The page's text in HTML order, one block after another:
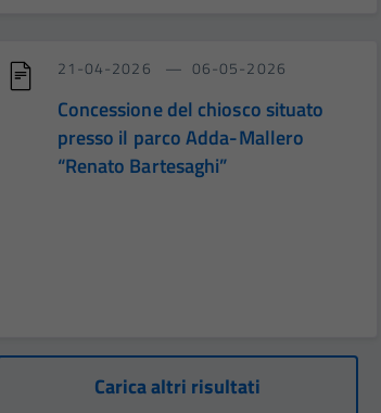
21-04-2026 06-05-2026
Concessione del chiosco situato
presso il parco Adda-Mallero
“Renato Bartesaghi”
Carica altri risultati